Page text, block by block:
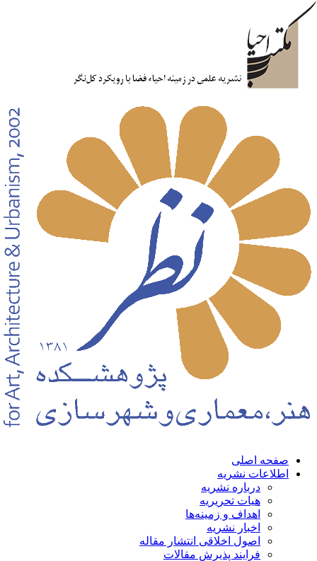
اصلی
نشریه
درباره نشریه
هیات تحریریه
اهداف و زمینه‌ها
اخبار نشریه
اصول اخلاقی انتشار مقاله
فرایند پذیرش مقالات